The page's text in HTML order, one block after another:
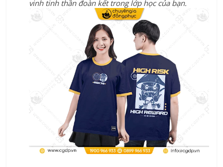
vinh tinh thần đoàn kết trong lớp học của bạn.